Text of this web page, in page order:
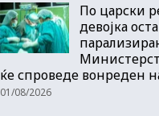
По царски
девојка
ќе спроведе вонреден
01/08/2026